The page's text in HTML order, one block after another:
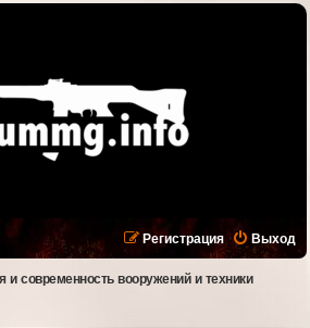
Выход
Регистрация
и современность вооружений и техники